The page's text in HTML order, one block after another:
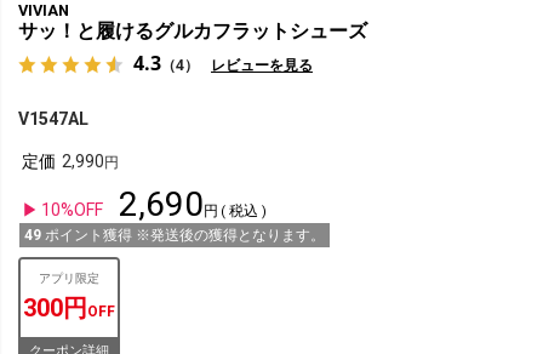
VIVIAN
サッ！と履けるグルカフラットシューズ
4.3 （4） レビューを見る
V1547AL
定価 2,990
10%OFF 2,690
税込
49 ポイント獲得 ※発送後の獲得となります。
アプリ限定
300円 OFF
クーポン詳細